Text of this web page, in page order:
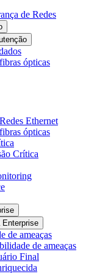
de Redes
ópticas
Ethernet
ópticas
Crítica
Enterprise
de ameaças
de ameaças
Final